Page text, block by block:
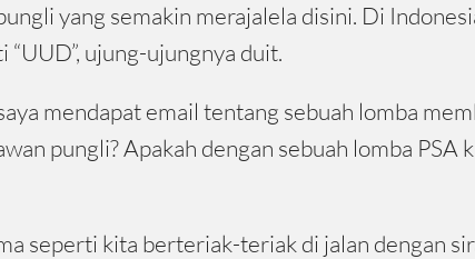
yang semakin merajalela disini. Di
“UUD”, ujung-ujungnya duit.
mendapat email tentang sebuah lomba
pungli? Apakah dengan sebuah lomba
seperti kita berteriak-teriak di jalan dengan